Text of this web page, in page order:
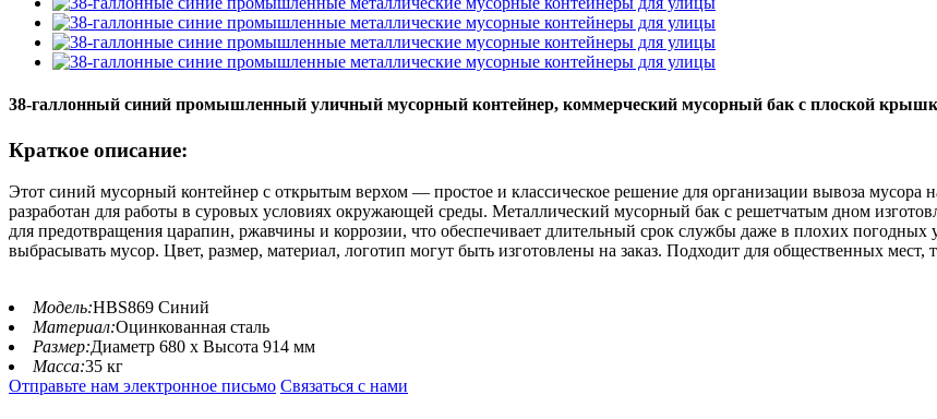
38-галлонный синий промышленный уличный мусорный контейнер, коммерческий мусорный бак с плоской
Краткое описание:
Этот синий мусорный контейнер с открытым верхом — простое и классическое решение для организации вывоза
разработан для работы в суровых условиях окружающей среды. Металлический мусорный бак с решетчатым дном
для предотвращения царапин, ржавчины и коррозии, что обеспечивает длительный срок службы даже в плохих погодных
выбрасывать мусор. Цвет, размер, материал, логотип могут быть изготовлены на заказ. Подходит для общественных мест,
Модель:HBS869 Синий
Материал:Оцинкованная сталь
Размер:Диаметр 680 x Высота 914 мм
Масса:35 кг
Отправьте нам электронное письмо Связаться с нами